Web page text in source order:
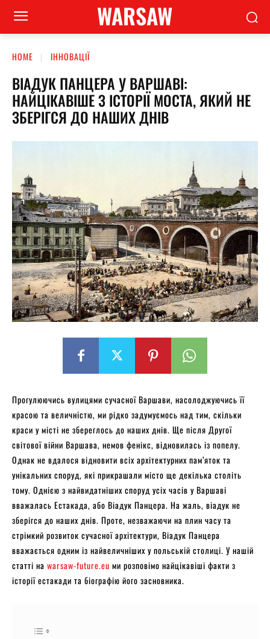
WARSAW
HOME ІННОВАЦІЇ
ВІАДУК ПАНЦЕРА У ВАРШАВІ:
НАЙЦІКАВІШЕ З ІСТОРІЇ МОСТА, ЯКИЙ НЕ
ЗБЕРІГСЯ ДО НАШИХ ДНІВ
Прогулюючись вулицями сучасної Варшави, насолоджуючись її
красою та величністю, ми рідко задумуємось над тим, скільки
краси у місті не збереглось до наших днів. Ще після Другої
світової війни Варшава, немов фенікс, відновилась із попелу.
Однак не вдалося відновити всіх архітектурних пам’яток та
унікальних споруд, які прикрашали місто ще декілька століть
тому. Однією з найвидатніших споруд усіх часів у Варшаві
вважалась Естакада, або Віадук Панцера. На жаль, віадук не
зберігся до наших днів. Проте, незважаючи на плин часу та
стрімкий розвиток сучасної архітектури, Віадук Панцера
вважається одним із найвеличніших у польській столиці. У нашій
статті на warsaw-future.eu ми розповімо найцікавіші факти з
історії естакади та біографію його засновника.